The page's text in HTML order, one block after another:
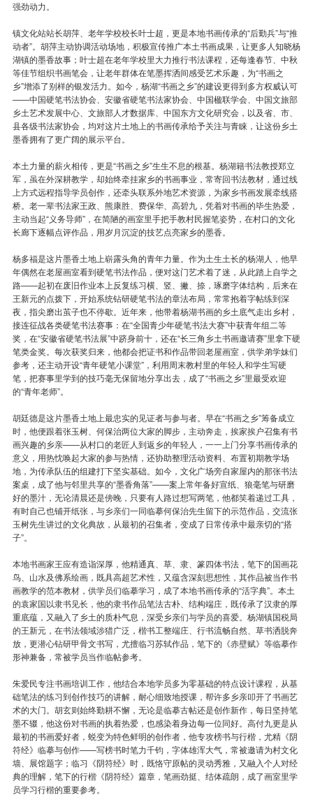
强劲动力。
镇文化站站长胡萍、老年学校校长叶士超，更是本地书画传承的“后勤兵”与“推
动者”。胡萍主动协调活动场地，积极宣传推广本土书画成果，让更多人知晓杨
湖镇的墨香故事；叶士超在老年学校里大力推行书法课程，还每逢春节、中秋
等佳节组织书画笔会，让老年群体在笔墨挥洒间感受艺术乐趣，为“书画之
乡”增添了别样的银发活力。如今，杨湖“书画之乡”的建设更得到多方权威认可
——中国硬笔书法协会、安徽省硬笔书法家协会、中国楹联学会、中国文旅部
乡土艺术发展中心、文旅部人才数据库、中国东方文化研究会，以及省、市、
县各级书法家协会，均对这片土地上的书画传承给予关注与青睐，让这份乡土
墨香拥有了更广阔的展示平台。
本土力量的薪火相传，更是“书画之乡”生生不息的根基。杨湖籍书法教授郑立
军，虽在外深耕教学，却始终牵挂家乡的书画事业，常寄回书法教材，通过线
上方式远程指导学员创作，还牵头联系外地艺术资源，为家乡书画发展牵线搭
桥。老一辈书法家王政、熊康胜、费保华、高碧九，凭着对书画的毕生热爱，
主动当起“义务导师”，在简陋的画室里手把手教村民握笔姿势，在村口的文化
长廊下逐幅点评作品，用岁月沉淀的技艺点亮家乡的墨香。
杨多福是这片墨香土地上崭露头角的青年力量。作为土生土长的杨湖人，他早
年偶然在老屋画室看到硬笔书法作品，便对这门艺术着了迷，从此踏上自学之
路——起初在废旧作业本上反复练习横、竖、撇、捺，琢磨字体结构，后来在
王新元的点拨下，开始系统钻研硬笔书法的章法布局，常常抱着字帖练到深
夜，指尖磨出茧子也不停歇。近年来，他带着杨湖书画的乡土底气走出乡村，
接连征战各类硬笔书法赛事：在“全国青少年硬笔书法大赛”中获青年组二等
奖，在“安徽省硬笔书法展”中跻身前十，还在“长三角乡土书画邀请赛”里拿下硬
笔类金奖。每次获奖归来，他都会把证书和作品带回老屋画室，供学弟学妹们
参考，还主动开设“青年硬笔小课堂”，利用周末教村里的年轻人和学生写硬
笔，把赛事里学到的技巧毫无保留地分享出去，成了“书画之乡”里最受欢迎
的“青年老师”。
胡廷德是这片墨香土地上最忠实的见证者与参与者。早在“书画之乡”筹备成立
时，他便跟着张玉树、何保治两位大家的脚步，主动奔走，挨家挨户召集有书
画兴趣的乡亲——从村口的老匠人到返乡的年轻人，一一上门分享书画传承的
意义，用热忱唤起大家的参与热情，还协助整理活动资料、布置初期教学场
地，为传承队伍的组建打下坚实基础。如今，文化广场旁自家屋内的那张书法
案桌，成了他与邻里共享的“墨香角落”——案上常年备好宣纸、狼毫笔与研磨
好的墨汁，无论清晨还是傍晚，只要有人路过想写两笔，他都笑着递过工具，
有时自己也铺开纸张，与乡亲们一同临摹何保治先生留下的示范作品，交流张
玉树先生讲过的文化典故，从最初的召集者，变成了日常传承中最亲切的“搭
子”。
本地书画家王应有造诣深厚，他精通真、草、隶、篆四体书法，笔下的国画花
鸟、山水及佛系绘画，既具高超艺术性，又蕴含深刻思想性，其作品被当作书
画教学的范本教材，供学员们临摹学习，成了本地书画传承的“活字典”。本土
的袁家国以隶书见长，他的隶书作品笔法古朴、结构端庄，既传承了汉隶的厚
重底蕴，又融入了乡土的质朴气息，深受乡亲们与学员的喜爱。杨湖镇国税局
的王新元，在书法领域涉猎广泛，楷书工整端庄、行书流畅自然、草书洒脱奔
放，更潜心钻研甲骨文书写，尤擅临习苏轼作品，笔下的《赤壁赋》等临摹作
形神兼备，常被学员当作临帖参考。
朱爱民专注书画培训工作，他结合本地学员多为零基础的特点设计课程，从基
础笔法的练习到创作技巧的讲解，耐心细致地授课，帮许多乡亲叩开了书画艺
术的大门。胡玄则始终勤耕不懈，无论是临摹古帖还是创作新作，每日坚持笔
墨不辍，他这份对书画的执着热爱，也感染着身边每一位同好。高付九更是从
最初的书画爱好者，蜕变为特色鲜明的创作者，他专攻榜书与行楷，尤精《阴
符经》临摹与创作——写榜书时笔力千钧，字体雄浑大气，常被邀请为村文化
墙、展馆题字；临习《阴符经》时，既恪守原帖的灵动秀雅，又融入个人对经
典的理解，笔下的行楷《阴符经》篇章，笔画劲挺、结体疏朗，成了画室里学
员学习行楷的重要参考。